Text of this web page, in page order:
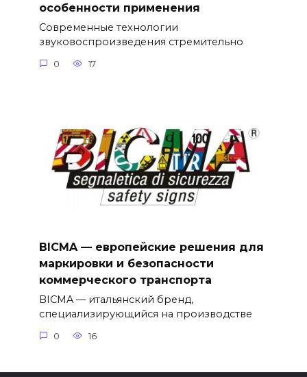
особенности применения
Современные технологии
звуковоспроизведения стремительно
0 17
BICMA — европейские решения для
маркировки и безопасности
коммерческого транспорта
BICMA — итальянский бренд,
специализирующийся на производстве
0 16